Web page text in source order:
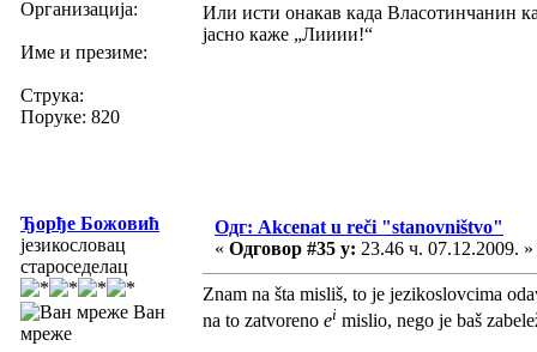
Организација:
Име и презиме:
Струка:
Поруке: 820
Или исти онакав када Власотинчанин
јасно каже „Лииии!“
Ђорђе Божовић
језикословац
староседелац
Ван
мреже
Одг: Akcenat u reči "stanovništvo"
« Одговор #35 у: 23.46 ч. 07.12.2009. »
Znam na šta misliš, to je jezikoslovcima
na to zatvoreno ei mislio, nego je baš